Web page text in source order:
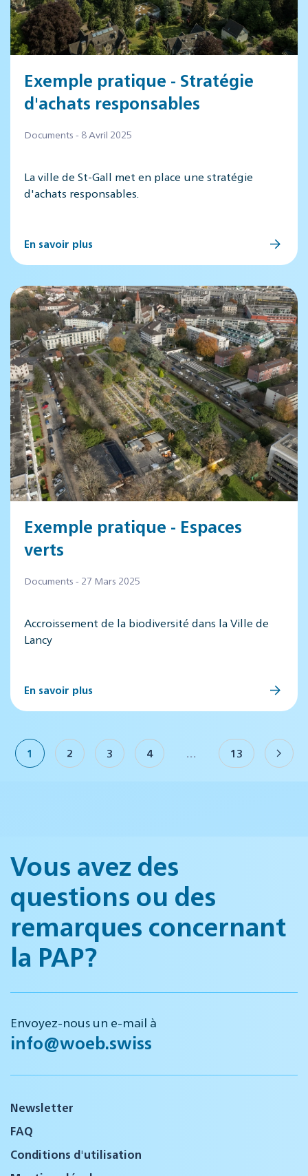
Exemple pratique - Stratégie
d'achats responsables
Documents - 8 Avril 2025
La ville de St-Gall met en place une stratégie
d'achats responsables.
En savoir plus
Exemple pratique - Espaces
verts
Documents - 27 Mars 2025
Accroissement de la biodiversité dans la Ville de
Lancy
En savoir plus
1 2 3 4 … 13
Vous avez des
questions ou des
remarques concernant
la PAP?
Envoyez-nous un e-mail à
info@woeb.swiss
Newsletter
FAQ
Conditions d'utilisation